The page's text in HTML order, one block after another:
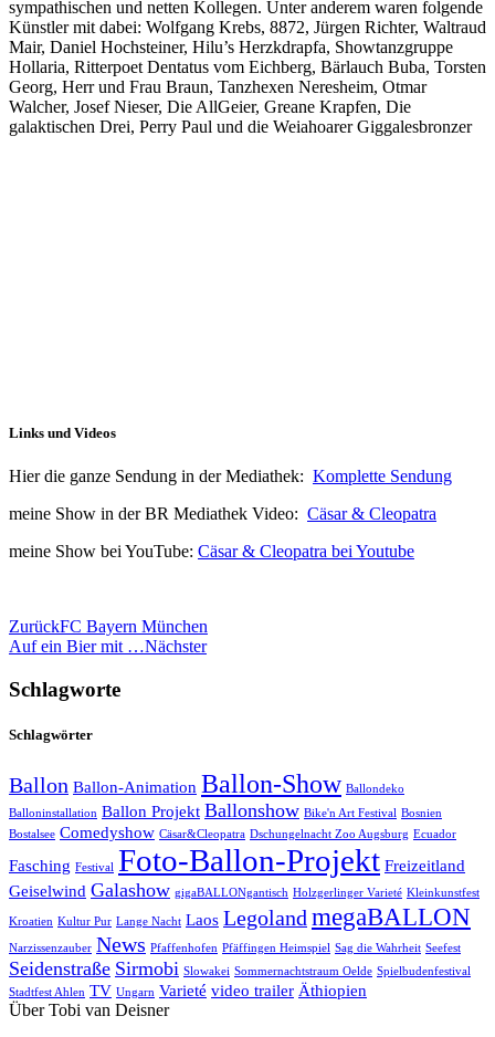
sympathischen und netten Kollegen. Unter anderem waren folgende
Künstler mit dabei: Wolfgang Krebs, 8872, Jürgen Richter, Waltraud
Mair, Daniel Hochsteiner, Hilu’s Herzkdrapfa, Showtanzgruppe
Hollaria, Ritterpoet Dentatus vom Eichberg, Bärlauch Buba, Torsten
Georg, Herr und Frau Braun, Tanzhexen Neresheim, Otmar
Walcher, Josef Nieser, Die AllGeier, Greane Krapfen, Die
galaktischen Drei, Perry Paul und die Weiahoarer Giggalesbronzer
Links und Videos
Hier die ganze Sendung in der Mediathek: Komplette Sendung
meine Show in der BR Mediathek Video: Cäsar & Cleopatra
meine Show bei YouTube: Cäsar & Cleopatra bei Youtube
ZurückFC Bayern München
Auf ein Bier mit …Nächster
Schlagworte
Schlagwörter
Ballon Ballon-Animation Ballon-Show Ballondeko
Balloninstallation Ballon Projekt Ballonshow Bike'n Art Festival Bosnien
Bostalsee Comedyshow Cäsar&Cleopatra Dschungelnacht Zoo Augsburg Ecuador
Fasching Festival Foto-Ballon-Projekt Freizeitland
Geiselwind Galashow gigaBALLONgantisch Holzgerlinger Varieté Kleinkunstfest
Kroatien Kultur Pur Lange Nacht Laos Legoland megaBALLON
Narzissenzauber News Pfaffenhofen Pfäffingen Heimspiel Sag die Wahrheit Seefest
Seidenstraße Sirmobi Slowakei Sommernachtstraum Oelde Spielbudenfestival
Stadtfest Ahlen TV Ungarn Varieté video trailer Äthiopien
Über Tobi van Deisner